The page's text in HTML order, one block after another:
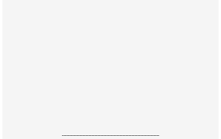
------------------------------------------------------------------